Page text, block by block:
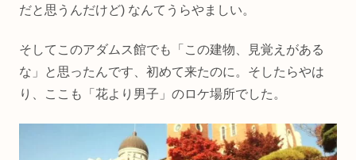
だと思うんだけど) なんてうらやましい。
そしてこのアダムス館でも「この建物、見覚えがある
な」と思ったんです、初めて来たのに。そしたらやは
り、ここも「花より男子」のロケ場所でした。